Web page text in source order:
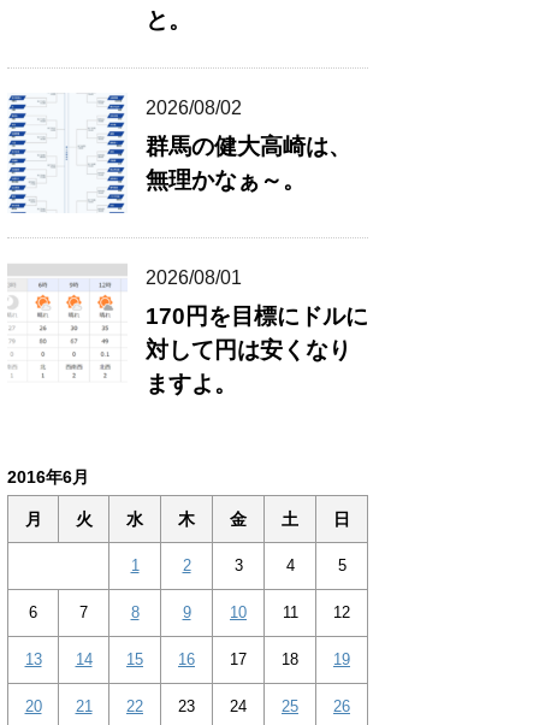
と。
2026/08/02
群馬の健大高崎は、
無理かなぁ～。
2026/08/01
170円を目標にドルに
対して円は安くなり
ますよ。
2016年6月
月 火 水 木 金 土 日
1 2 3 4 5
6 7 8 9 10 11 12
13 14 15 16 17 18 19
20 21 22 23 24 25 26